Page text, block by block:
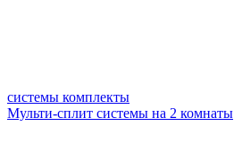
системы комплекты
Мульти-сплит системы на 2 комнаты